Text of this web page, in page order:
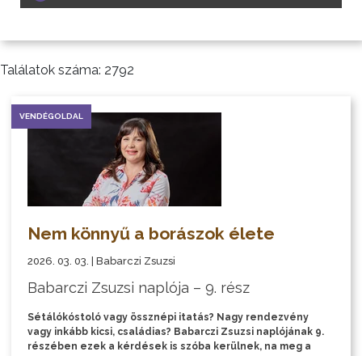
Találatok száma: 2792
VENDÉGOLDAL
Nem könnyű a borászok élete
2026. 03. 03. | Babarczi Zsuzsi
Babarczi Zsuzsi naplója – 9. rész
Sétálókóstoló vagy össznépi itatás? Nagy rendezvény
vagy inkább kicsi, családias? Babarczi Zsuzsi naplójának 9.
részében ezek a kérdések is szóba kerülnek, na meg a